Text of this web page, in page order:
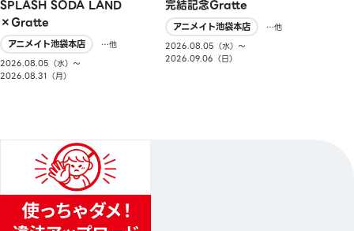
SPLASH SODA LAND
×Gratte
アニメイト池袋本店
…他
2026.08.05（水）〜
2026.08.31（月）
完結記念Gratte
アニメイト池袋本店
…他
2026.08.05（水）〜
2026.09.06（日）